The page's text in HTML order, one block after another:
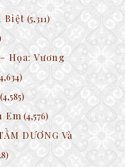
Biệt (5,311)
Họa: Vương
(4,585)
Em (4,576)
DƯƠNG Và